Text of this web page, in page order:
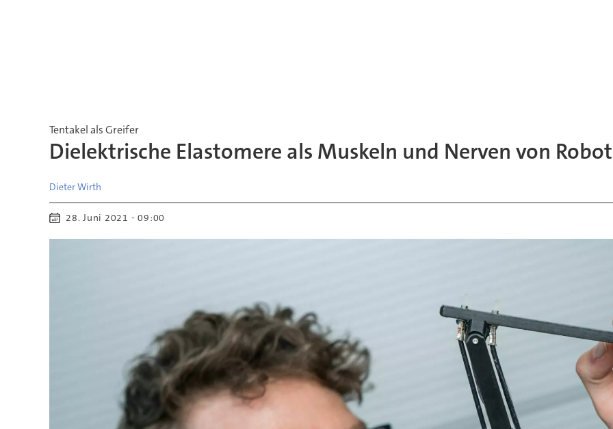
Tentakel als Greifer
Dielektrische Elastomere als Muskeln und Nerven von
DieterWirth
28. Juni 2021 - 09:00